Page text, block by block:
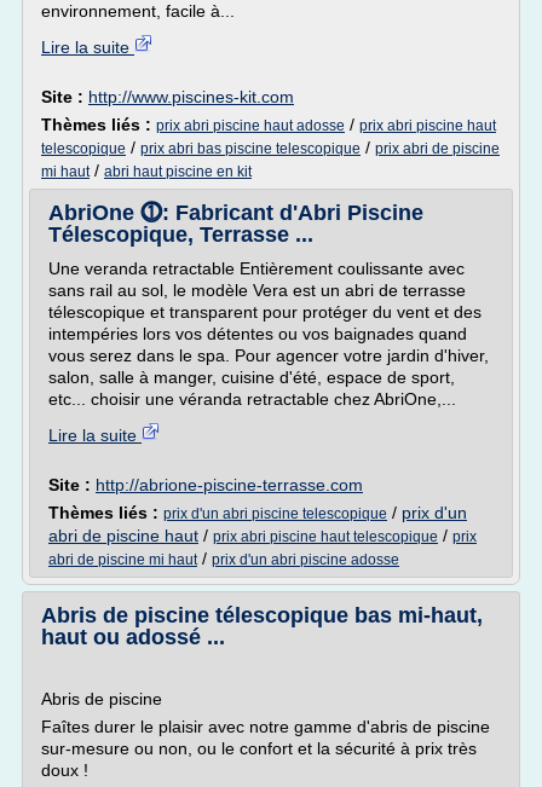
environnement, facile à...
Lire la suite
Site : http://www.piscines-kit.com
Thèmes liés : prix abri piscine haut adosse / prix abri piscine haut
telescopique / prix abri bas piscine telescopique / prix abri de piscine
mi haut/ abri haut piscine en kit
AbriOne ⓵: Fabricant d'Abri Piscine
Télescopique, Terrasse ...
Une veranda retractable Entièrement coulissante avec
sans rail au sol, le modèle Vera est un abri de terrasse
télescopique et transparent pour protéger du vent et des
intempéries lors vos détentes ou vos baignades quand
vous serez dans le spa. Pour agencer votre jardin d'hiver,
salon, salle à manger, cuisine d'été, espace de sport,
etc... choisir une véranda retractable chez AbriOne,...
Lire la suite
Site : http://abrione-piscine-terrasse.com
Thèmes liés : prix d'un abri piscine telescopique / prix d'un
abri de piscine haut / prix abri piscine haut telescopique / prix
abri de piscine mi haut/ prix d'un abri piscine adosse
Abris de piscine télescopique bas mi-haut,
haut ou adossé ...
Abris de piscine
Faîtes durer le plaisir avec notre gamme d'abris de piscine
sur-mesure ou non, ou le confort et la sécurité à prix très
doux !